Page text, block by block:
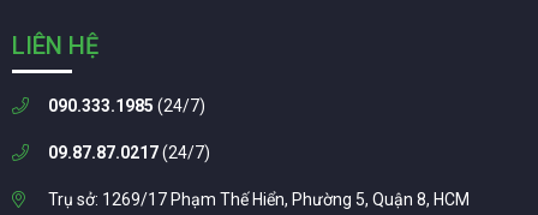
LIÊN HỆ
090.333.1985 (24/7)
09.87.87.0217(24/7)
Trụ sở: 1269/17 Phạm Thế Hiển, Phường 5, Quận 8, HCM